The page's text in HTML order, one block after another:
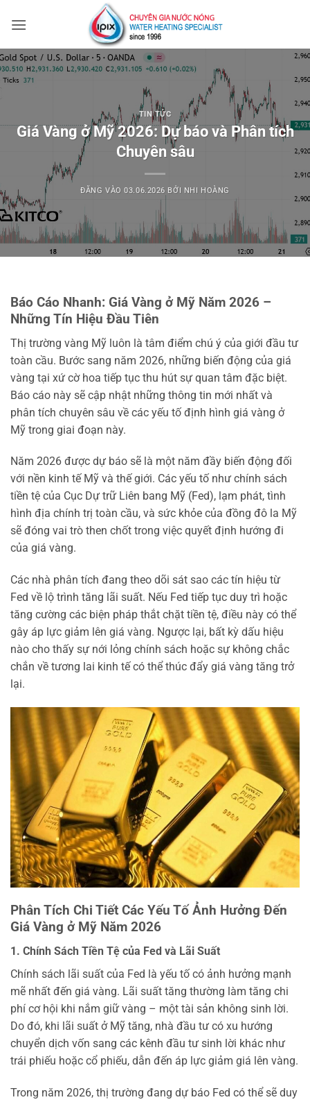
qua
dung
TIN TỨC
Giá Vàng ở Mỹ 2026: Dự báo và Phân tích
Chuyên sâu
ĐĂNG VÀO03.06.2026 BỞI NHI HOÀNG
Báo Cáo Nhanh: Giá Vàng ở Mỹ Năm 2026 –
Những Tín Hiệu Đầu Tiên
Thị trường vàng Mỹ luôn là tâm điểm chú ý của giới đầu tư
toàn cầu. Bước sang năm 2026, những biến động của giá
vàng tại xứ cờ hoa tiếp tục thu hút sự quan tâm đặc biệt.
Báo cáo này sẽ cập nhật những thông tin mới nhất và
phân tích chuyên sâu về các yếu tố định hình giá vàng ở
Mỹ trong giai đoạn này.
Năm 2026 được dự báo sẽ là một năm đầy biến động đối
với nền kinh tế Mỹ và thế giới. Các yếu tố như chính sách
tiền tệ của Cục Dự trữ Liên bang Mỹ (Fed), lạm phát, tình
hình địa chính trị toàn cầu, và sức khỏe của đồng đô la Mỹ
sẽ đóng vai trò then chốt trong việc quyết định hướng đi
của giá vàng.
Các nhà phân tích đang theo dõi sát sao các tín hiệu từ
Fed về lộ trình tăng lãi suất. Nếu Fed tiếp tục duy trì hoặc
tăng cường các biện pháp thắt chặt tiền tệ, điều này có thể
gây áp lực giảm lên giá vàng. Ngược lại, bất kỳ dấu hiệu
nào cho thấy sự nới lỏng chính sách hoặc sự không chắc
chắn về tương lai kinh tế có thể thúc đẩy giá vàng tăng trở
lại.
Phân Tích Chi Tiết Các Yếu Tố Ảnh Hưởng Đến
Giá Vàng ở Mỹ Năm 2026
1. Chính Sách Tiền Tệ của Fed và Lãi Suất
Chính sách lãi suất của Fed là yếu tố có ảnh hưởng mạnh
mẽ nhất đến giá vàng. Lãi suất tăng thường làm tăng chi
phí cơ hội khi nắm giữ vàng – một tài sản không sinh lời.
Do đó, khi lãi suất ở Mỹ tăng, nhà đầu tư có xu hướng
chuyển dịch vốn sang các kênh đầu tư sinh lời khác như
trái phiếu hoặc cổ phiếu, dẫn đến áp lực giảm giá lên vàng.
Trong năm 2026, thị trường đang dự báo Fed có thể sẽ duy